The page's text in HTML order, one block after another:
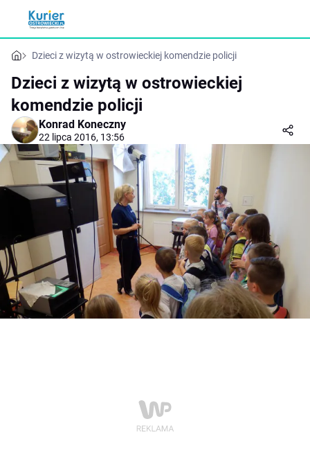
Dzieci z wizytą w ostrowieckiej komendzie policji
Dzieci z wizytą w ostrowieckiej
komendzie policji
Konrad Koneczny
22 lipca 2016, 13:56